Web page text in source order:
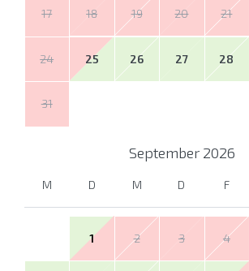
17 18 19 20 21
24 25 26 27 28
31
September 2026
M D M D F
1 2 3 4